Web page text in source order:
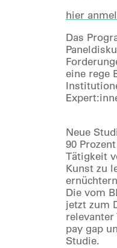
hier
Das
eine rege
Neue
90
Tätigkeit
Kunst zu
Die vom
jetzt zum
pay gap
Studie.